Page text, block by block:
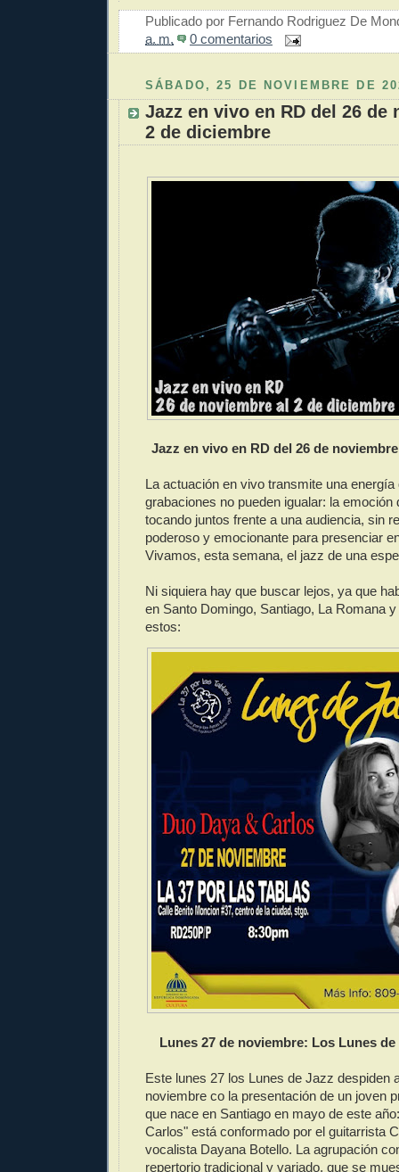
Publicado por Fernando Rodriguez De
a. m.
0 comentarios
SÁBADO, 25 DE NOVIEMBRE DE
Jazz en vivo en RD del 26 de
2 de diciembre
Jazz en vivo en RD del 26 de
La actuación en vivo transmite una energía
grabaciones no pueden igualar: la emoción
tocando juntos frente a una audiencia, sin
poderoso y emocionante para presenciar
Vivamos, esta semana, el jazz de una
Ni siquiera hay que buscar lejos, ya que
en Santo Domingo, Santiago, La Romana
estos:
Lunes 27 de noviembre: Los Lunes
Este lunes 27 los Lunes de Jazz despiden
noviembre co la presentación de un joven
que nace en Santiago en mayo de este
Carlos" está conformado por el guitarrista
vocalista Dayana Botello. La agrupación
repertorio tradicional y variado, que se